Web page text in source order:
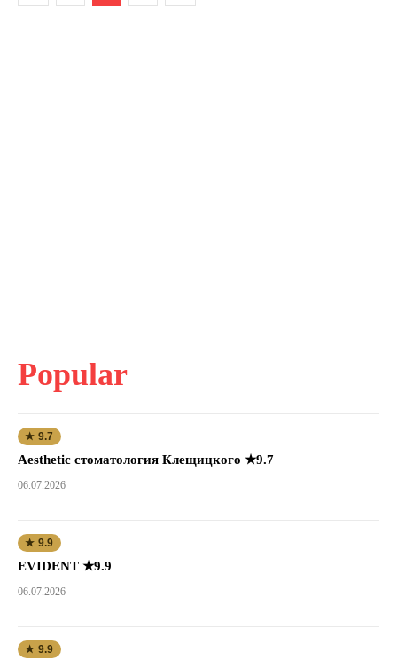
Popular
★ 9.7
Aesthetic стоматология Клещицкого ★9.7
06.07.2026
★ 9.9
EVIDENT ★9.9
06.07.2026
★ 9.9